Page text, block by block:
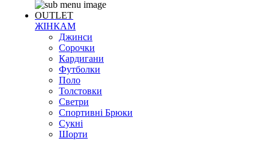
OUTLET
ЖІНКАМ
Джинси
Сорочки
Кардигани
Футболки
Поло
Толстовки
Светри
Спортивні Брюки
Сукні
Шорти